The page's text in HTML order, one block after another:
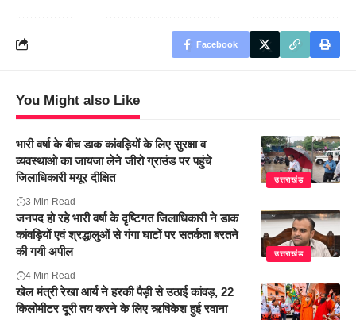
Facebook
You Might also Like
उत्तराखंड
भारी वर्षा के बीच डाक कांवड़ियों के लिए सुरक्षा व
व्यवस्थाओ का जायजा लेने जीरो ग्राउंड पर पहुंचे
जिलाधिकारी मयूर दीक्षित
3 Min Read
उत्तराखंड
जनपद हो रहे भारी वर्षा के दृष्टिगत जिलाधिकारी ने डाक
कांवड़ियों एवं श्रद्धालुओं से गंगा घाटों पर सतर्कता बरतने
की गयी अपील
4 Min Read
खेल मंत्री रेखा आर्य ने हरकी पैड़ी से उठाई कांवड़, 22
किलोमीटर दूरी तय करने के लिए ऋषिकेश हुई रवाना